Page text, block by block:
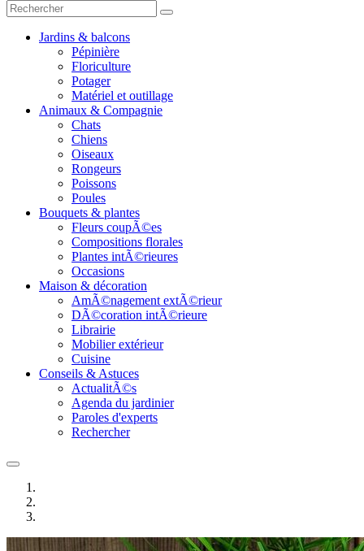
Jardins & balcons
Pépinière
Floriculture
Potager
Matériel et outillage
Animaux & Compagnie
Chats
Chiens
Oiseaux
Rongeurs
Poissons
Poules
Bouquets & plantes
Fleurs coupÃ©es
Compositions florales
Plantes intÃ©rieures
Occasions
Maison & décoration
AmÃ©nagement extÃ©rieur
DÃ©coration intÃ©rieure
Librairie
Mobilier extérieur
Cuisine
Conseils & Astuces
ActualitÃ©s
Agenda du jardinier
Paroles d'experts
Rechercher